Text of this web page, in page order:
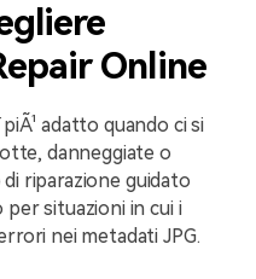
Online
adatto quando ci si
danneggiate o
riparazione guidato
situazioni in cui i
nei metadati JPG.